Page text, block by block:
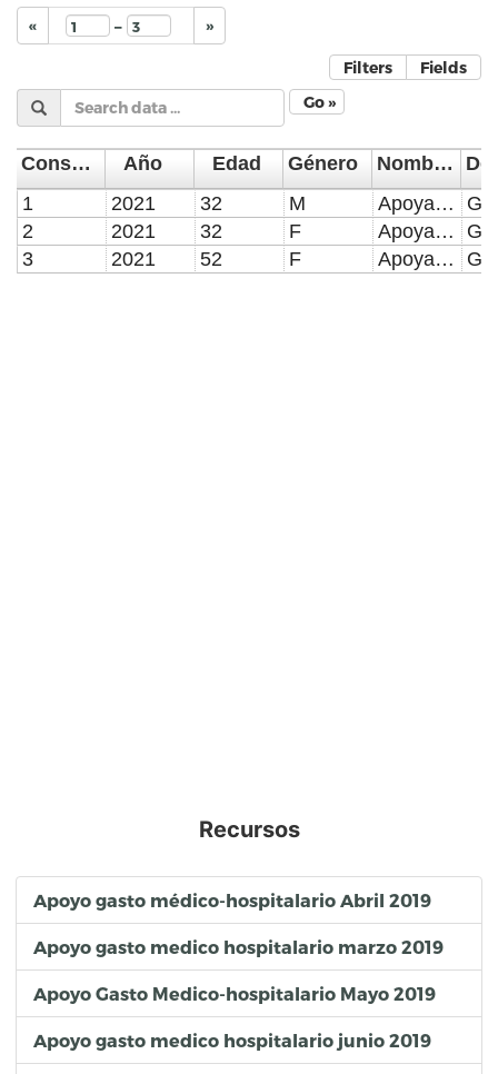
« – »
Filters
Fields
Go »
Consecutivo Año Edad Género
Nombre del Donativo
1
2021 32 M
Apoyado con el 90% ($9,396.00) del costo total del paquete funerario
2
2021 32 F
Apoyada con el 100% ($5,220.00) del costo total del paquete funerario
3
2021 52 F Apoyada con el 100% ($10,440.00) del costo total del paquete funerario
Recursos
Apoyo gasto médico-hospitalario Abril 2019
Apoyo gasto medico hospitalario marzo 2019
Apoyo Gasto Medico-hospitalario Mayo 2019
Apoyo gasto medico hospitalario junio 2019